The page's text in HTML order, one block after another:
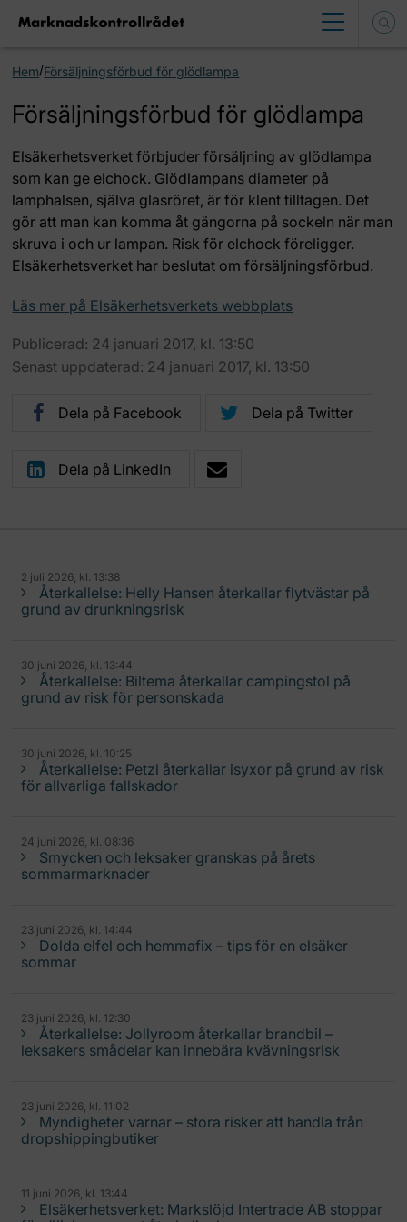
Hem/Försäljningsförbud för glödlampa
Försäljningsförbud för glödlampa
Elsäkerhetsverket förbjuder försäljning av glödlampa
som kan ge elchock. Glödlampans diameter på
lamphalsen, själva glasröret, är för klent tilltagen. Det
gör att man kan komma åt gängorna på sockeln när man
skruva i och ur lampan. Risk för elchock föreligger.
Elsäkerhetsverket har beslutat om försäljningsförbud.
Läs mer på Elsäkerhetsverkets webbplats
Publicerad: 24 januari 2017, kl. 13:50
Senast uppdaterad: 24 januari 2017, kl. 13:50
Dela på Facebook Dela på Twitter
Dela på LinkedIn
2 juli 2026, kl. 13:38
Återkallelse: Helly Hansen återkallar flytvästar på
grund av drunkningsrisk
30 juni 2026, kl. 13:44
Återkallelse: Biltema återkallar campingstol på
grund av risk för personskada
30 juni 2026, kl. 10:25
Återkallelse: Petzl återkallar isyxor på grund av risk
för allvarliga fallskador
24 juni 2026, kl. 08:36
Smycken och leksaker granskas på årets
sommarmarknader
23 juni 2026, kl. 14:44
Dolda elfel och hemmafix – tips för en elsäker
sommar
23 juni 2026, kl. 12:30
Återkallelse: Jollyroom återkallar brandbil –
leksakers smådelar kan innebära kvävningsrisk
23 juni 2026, kl. 11:02
Myndigheter varnar – stora risker att handla från
dropshippingbutiker
11 juni 2026, kl. 13:44
Elsäkerhetsverket: Markslöjd Intertrade AB stoppar